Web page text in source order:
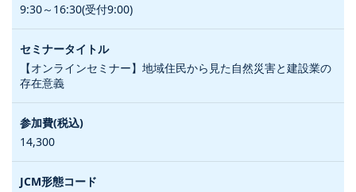
9:30～16:30(受付9:00)
【オンラインセミナー】地域住民から見た自然災害と建設業の
存在意義
14,300